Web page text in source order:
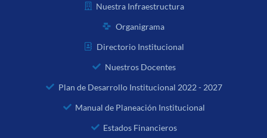
Nuestra Infraestructura
Organigrama
Directorio Institucional
Nuestros Docentes
Plan de Desarrollo Institucional 2022 - 2027
Manual de Planeación Institucional
Estados Financieros